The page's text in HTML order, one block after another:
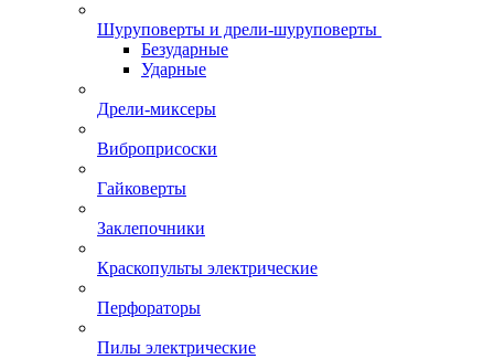
Шуруповерты и дрели-шуруповерты
Безударные
Ударные
Дрели-миксеры
Виброприсоски
Гайковерты
Заклепочники
Краскопульты электрические
Перфораторы
Пилы электрические